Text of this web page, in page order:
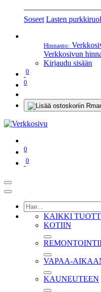
Soseet Lasten
Hinnasto:
Verkkosivun
Kirjaudu sisään
0
0
0
0
KAIKKI
KOTIIN
VAPAA-
KAUNEUTEEN